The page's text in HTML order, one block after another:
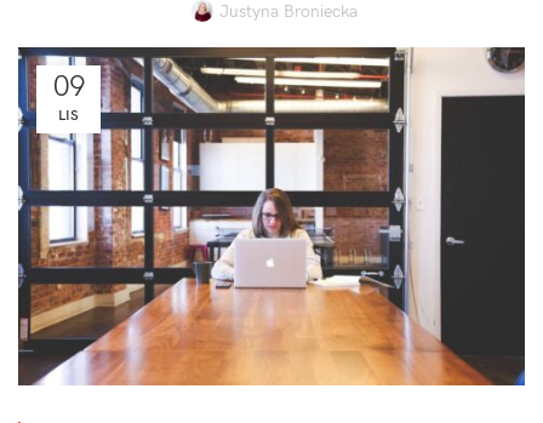
Justyna Broniecka
09
LIS